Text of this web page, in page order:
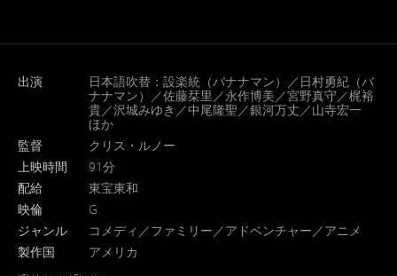
出演
日本語吹替：設楽統（バナナマン）／日村勇紀（バ
ナナマン）／佐藤栞里／永作博美／宮野真守／梶裕
貴／沢城みゆき／中尾隆聖／銀河万丈／山寺宏一
ほか
監督
クリス・ルノー
上映時間
91分
配給
東宝東和
映倫
G
ジャンル
コメディ／ファミリー／アドベンチャー／アニメ
製作国
アメリカ